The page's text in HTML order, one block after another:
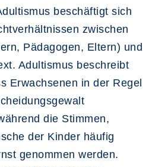
beschäftigt sich
zwischen
Pädagogen, Eltern) und
Adultismus beschreibt
Erwachsenen in der Regel
die Stimmen,
der Kinder häufig
genommen werden.